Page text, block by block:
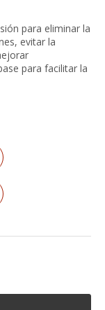
para eliminar la
evitar la
para facilitar la